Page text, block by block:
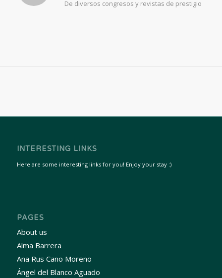
De diversos congresos y revistas de prestigio
INTERESTING LINKS
Here are some interesting links for you! Enjoy your stay :)
PAGES
About us
Alma Barrera
Ana Rus Cano Moreno
Ángel del Blanco Aguado